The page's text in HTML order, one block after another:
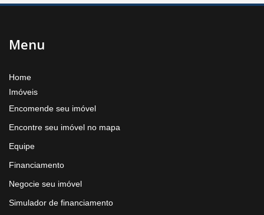
Menu
Home
Imóveis
Encomende seu imóvel
Encontre seu imóvel no mapa
Equipe
Financiamento
Negocie seu imóvel
Simulador de financiamento